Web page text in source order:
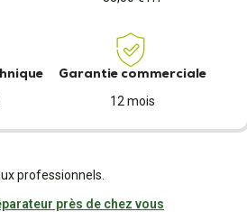
Garantie commerciale
12 mois
professionnels.
près de chez vous